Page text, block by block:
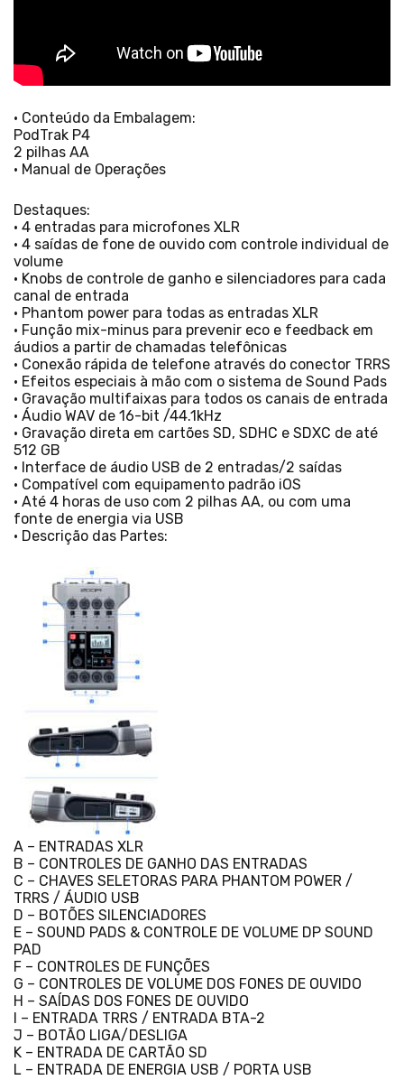
• Conteúdo da Embalagem:
PodTrak P4
2 pilhas AA
• Manual de Operações
Destaques:
• 4 entradas para microfones XLR
• 4 saídas de fone de ouvido com controle individual de
volume
• Knobs de controle de ganho e silenciadores para cada
canal de entrada
• Phantom power para todas as entradas XLR
• Função mix-minus para prevenir eco e feedback em
áudios a partir de chamadas telefônicas
• Conexão rápida de telefone através do conector TRRS
• Efeitos especiais à mão com o sistema de Sound Pads
• Gravação multifaixas para todos os canais de entrada
• Áudio WAV de 16-bit /44.1kHz
• Gravação direta em cartões SD, SDHC e SDXC de até
512 GB
• Interface de áudio USB de 2 entradas/2 saídas
• Compatível com equipamento padrão iOS
• Até 4 horas de uso com 2 pilhas AA, ou com uma
fonte de energia via USB
• Descrição das Partes:
A – ENTRADAS XLR
B – CONTROLES DE GANHO DAS ENTRADAS
C – CHAVES SELETORAS PARA PHANTOM POWER /
TRRS / ÁUDIO USB
D – BOTÕES SILENCIADORES
E – SOUND PADS & CONTROLE DE VOLUME DP SOUND
PAD
F – CONTROLES DE FUNÇÕES
G – CONTROLES DE VOLUME DOS FONES DE OUVIDO
H – SAÍDAS DOS FONES DE OUVIDO
I – ENTRADA TRRS / ENTRADA BTA-2
J – BOTÃO LIGA/DESLIGA
K – ENTRADA DE CARTÃO SD
L – ENTRADA DE ENERGIA USB / PORTA USB